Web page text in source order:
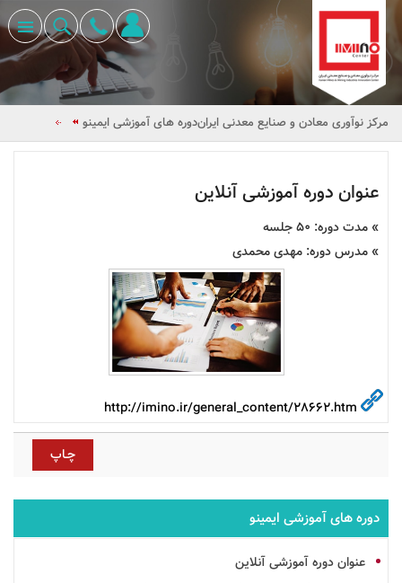
مرکز نوآوری معادن و صنایع معدنی ایراندوره های آموزشی ایمینو
عنوان دوره آموزشی آنلاین
» مدت دوره: 50 جلسه
» مدرس دوره: مهدی محمدی
دوره های آموزشی ایمینو
عنوان دوره آموزشی آنلاین